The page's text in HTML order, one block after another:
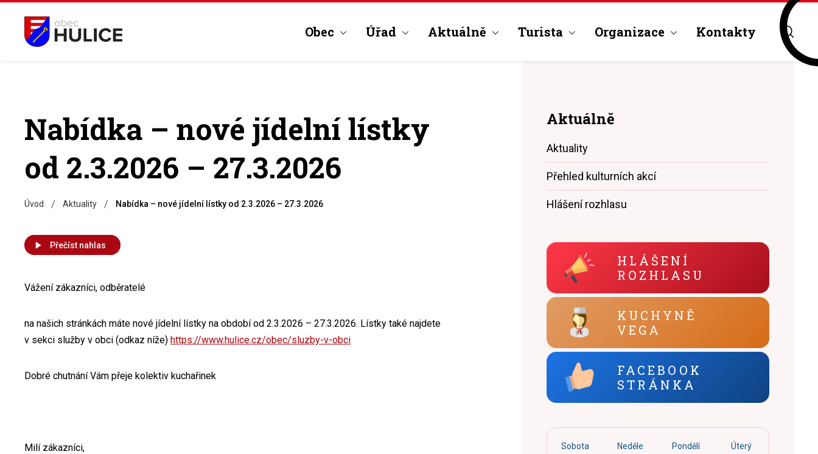
Obec Úřad Aktuálně Turista Organizace Kontakty
Nabídka – nové jídelní lístky
od 2.3.2026 – 27.3.2026
Úvod / Aktuality / Nabídka – nové jídelní lístky od 2.3.2026 – 27.3.2026
Přečíst nahlas
Vážení zákazníci, odběratelé
na našich stránkách máte nové jídelní lístky na období od 2.3.2026 – 27.3.2026. Lístky také najdete
v sekci služby v obci (odkaz níže) https://www.hulice.cz/obec/sluzby-v-obci
Dobré chutnání Vám přeje kolektiv kuchařinek
Milí zákazníci,
Aktuálně
Aktuality
Přehled kulturních akcí
Hlášení rozhlasu
HLÁŠENÍ
ROZHLASU
KUCHYNĚ
VEGA
FACEBOOK
STRÁNKA
Sobota Neděle Pondělí Úterý